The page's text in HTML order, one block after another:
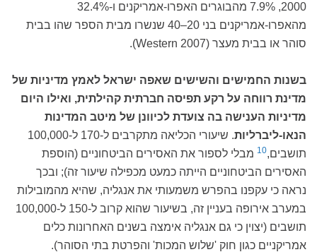
2000, 7.9% מהבוגרים האפרו-אמריקנים ו-32.4%
מהאפרו-אמריקנים בני 20–40 שנשרו מבית הספר שהו בבית
סוהר או בבית מעצר (Western 2007).
בשנות החמישים והשישים שאפה ישראל לאמץ מדיניות של
מדינת רווחה על רקע תפיסה חברתית קהילתית, ואילו היום
מדיניות הענישה בה צועדת לכיוונן של מיטב המדינות
הנאו-ליברליות
. שיעורי הכליאה מתקרבים ל-170 ל-100,000
תושבים,10 מבלי לספור את האסירים הביטחוניים (הוספת
האסירים הביטחוניים הייתה כמעט מכפילה שיעור זה); ובכך
נראה כי עקפנו בהפרש משמעותי את אנגליה, שהיא מהמובילות
במערב אירופה בעניין זה, בשיעור שהוא קרוב ל-150 ל-100,000
תושבים (יצוין כי גם אנגליה אימצה בשנים האחרונות כלים
אמריקניים כגון חוק 'שלוש המכות' והפרטת בתי הסוהר).